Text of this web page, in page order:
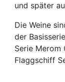
und später
Die Weine
der
Serie Merom
Flaggschiff